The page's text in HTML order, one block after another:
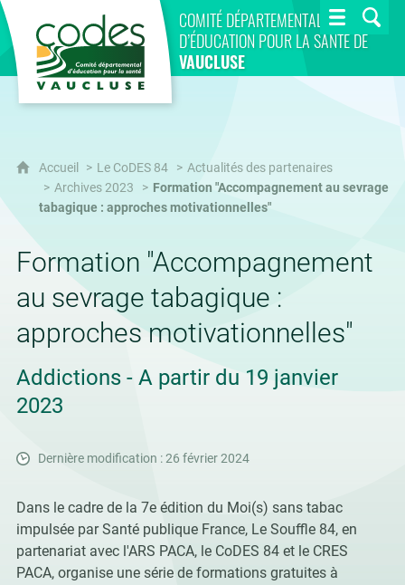
COMITÉ DÉPARTEMENTAL
D’ÉDUCATION POUR LA SANTÉ DE
VAUCLUSE
CoDES 84
Accueil Le CoDES 84
Actualités des partenaires
Archives 2023
Formation "Accompagnement au sevrage
tabagique : approches motivationnelles"
Formation "Accompagnement
au sevrage tabagique :
approches motivationnelles"
Addictions - A partir du 19 janvier
2023
Dernière modification : 26 février 2024
Dans le cadre de la 7e édition du Moi(s) sans tabac
impulsée par Santé publique France, Le Souffle 84, en
partenariat avec l'ARS PACA, le CoDES 84 et le CRES
PACA, organise une série de formations gratuites à